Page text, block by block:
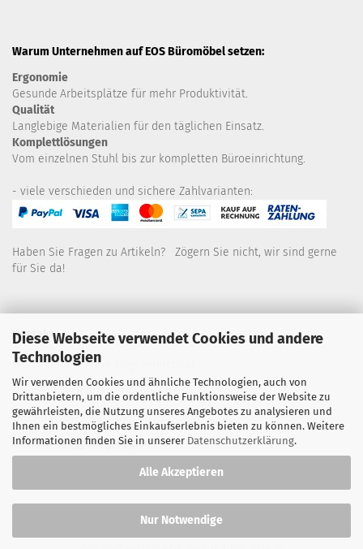
Diese Webseite verwendet Cookies und andere
Technologien
Wir verwenden Cookies und ähnliche Technologien, auch von
Drittanbietern, um die ordentliche Funktionsweise der Website zu
gewährleisten, die Nutzung unseres Angebotes zu analysieren und
Ihnen ein bestmögliches Einkaufserlebnis bieten zu können. Weitere
Informationen finden Sie in unserer Datenschutzerklärung.
Alle Akzeptieren
Nur Notwendige
Warum Unternehmen auf EOS Büromöbel setzen:
Ergonomie
Gesunde Arbeitsplätze für mehr Produktivität.
Qualität
Langlebige Materialien für den täglichen Einsatz.
Komplettlösungen
Vom einzelnen Stuhl bis zur kompletten Büroeinrichtung.
- viele verschieden und sichere Zahlvarianten:
Haben Sie Fragen zu Artikeln? Zögern Sie nicht, wir sind gerne
für Sie da!
Kontakt
Wir sind für Sie wie folgt erreichbar:
Montag bis Donnerstag von 9 bis 16 Uhr
Telefon: 02445-8517300
Email: office@eosgroup.de